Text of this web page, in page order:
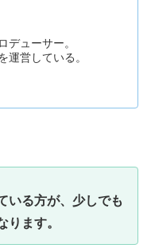
デューサー。
運営している。
いる方が、少しでも
ります。